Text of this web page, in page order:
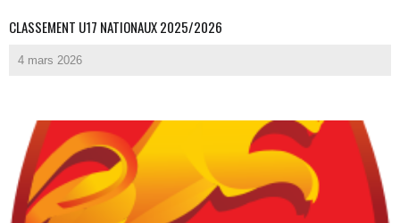
CLASSEMENT U17 NATIONAUX 2025/2026
4 mars 2026